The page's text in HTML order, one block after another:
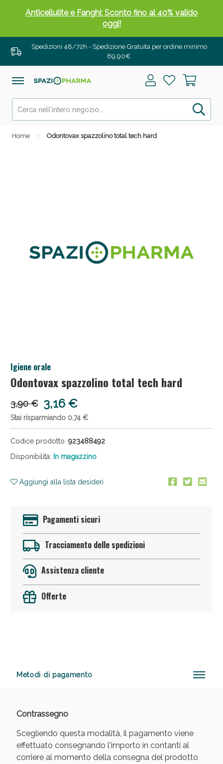
Spedizioni 48/72h - Spedizione Gratuita per ordine minimo
89,90€
Home Odontovax spazzolino total tech hard
Igiene orale
Odontovax spazzolino total tech hard
3,90 € 3,16 €
Stai risparmiando 0,74 €
Codice prodotto: 923488492
Disponibilità: In magazzino
Aggiungi alla lista desideri
Pagamenti sicuri
Tracciamento delle spedizioni
Assistenza cliente
Offerte
Metodi di pagamento
Contrassegno
Scegliendo questa modalità, il pagamento viene
effettuato consegnando l'importo in contanti al
corriere al momento della consegna del prodotto
Anticellulite e Fanghi: Sconto fino al 40% valido
oggi!
Sconto fino al 55% disponibile oggi!
Vie Urinarie e Prostata: Sconti fino al 45% oggi!
Benessere Intestinale: Sconto fino al 55% valido